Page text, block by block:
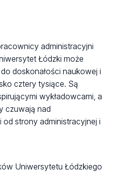
administracyjni
Łódzki może
doskonałości naukowej i
cztery tysiące. Są
wykładowcami, a
czuwają nad
strony administracyjnej i
Uniwersytetu Łódzkiego